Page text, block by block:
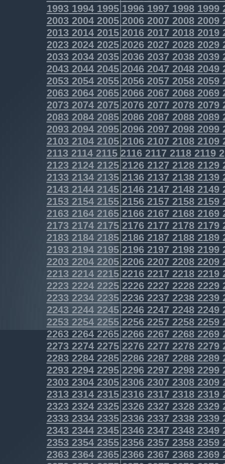
1993199419951996199719981999
2003200420052006200720082009
2013201420152016201720182019
2023202420252026202720282029
2033203420352036203720382039
2043204420452046204720482049
2053205420552056205720582059
2063206420652066206720682069
2073207420752076207720782079
2083208420852086208720882089
2093209420952096209720982099
2103210421052106210721082109
2113211421152116211721182119
2123212421252126212721282129
2133213421352136213721382139
2143214421452146214721482149
2153215421552156215721582159
2163216421652166216721682169
2173217421752176217721782179
2183218421852186218721882189
2193219421952196219721982199
2203220422052206220722082209
2213221422152216221722182219
2223222422252226222722282229
2233223422352236223722382239
2243224422452246224722482249
2253225422552256225722582259
2263226422652266226722682269
2273227422752276227722782279
2283228422852286228722882289
2293229422952296229722982299
2303230423052306230723082309
2313231423152316231723182319
2323232423252326232723282329
2333233423352336233723382339
2343234423452346234723482349
2353235423552356235723582359
2363236423652366236723682369